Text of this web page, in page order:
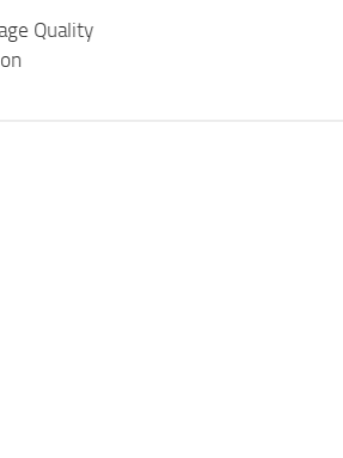
Quality